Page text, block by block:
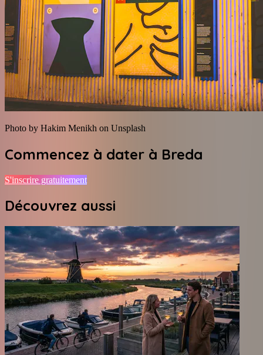
Photo by Hakim Menikh on Unsplash
Commencez à dater à Breda
S'inscrire gratuitement
Découvrez aussi